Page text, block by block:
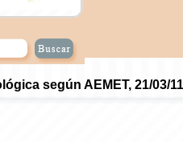
según AEMET, 21/03/11